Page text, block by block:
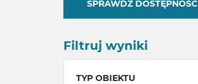
SPRAWDŹ DOSTĘPNOŚĆ
Filtruj wyniki
TYP OBIEKTU